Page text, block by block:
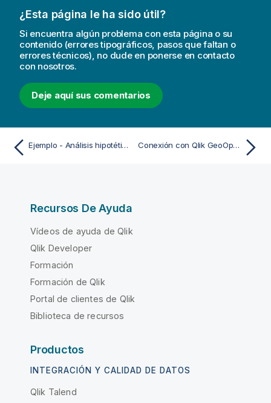
¿Esta página le ha sido útil?
Si encuentra algún problema con esta página o su
contenido (errores tipográficos, pasos que faltan o
errores técnicos), no dude en ponerse en contacto
con nosotros.
Deje aquí sus comentarios
Ejemplo - Análisis hipotético con el conector de análisis de Qlik Predict Conexión con Qlik GeoOperations
Recursos De Ayuda
Vídeos de ayuda de Qlik
Qlik Developer
Formación
Formación de Qlik
Portal de clientes de Qlik
Biblioteca de recursos
Productos
INTEGRACIÓN Y CALIDAD DE DATOS
Qlik Talend